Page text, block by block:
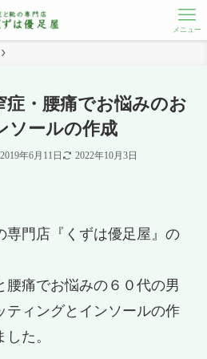
メニュー
症・腰痛でお悩みのお
ソールの作成
2019年6月11日 2022年10月3日
専門店『くずは優足屋』の
腰痛でお悩みの６０代の男
ティングとインソールの作
た。